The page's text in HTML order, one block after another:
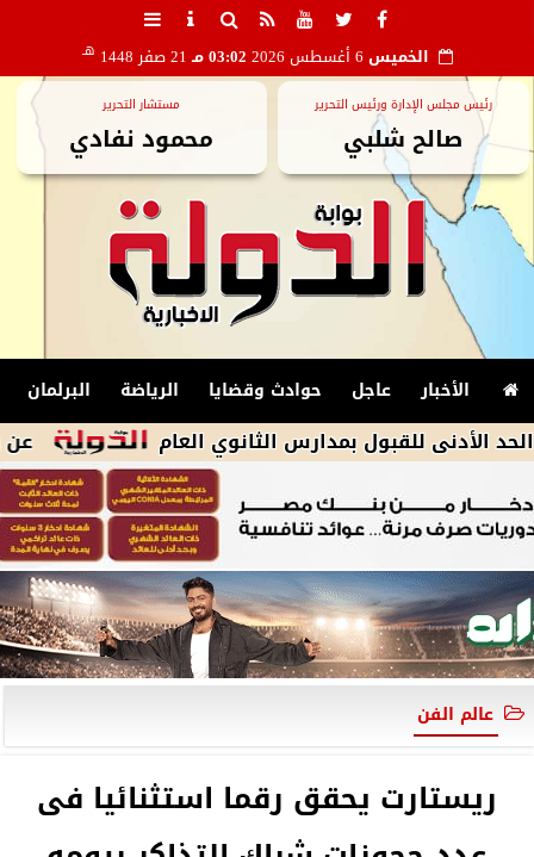
الخميس 03:02 مـ 21 صفر 1448 هـ
رئيس مجلس الإدارة ورئيس التحرير
صالح شلبي
مستشار التحرير
محمود نفادي
الأخبار عاجل حوادث وقضايا الرياضة البرلمان
عن رواية بمدارس الثانوي العام
عالم الفن
ريستارت يحقق رقما استثنائيا فى